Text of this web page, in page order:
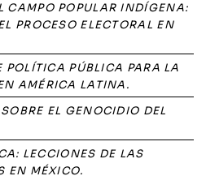
CAMPO POPULAR INDÍGENA:
PROCESO ELECTORAL EN
POLÍTICA PÚBLICA PARA LA
AMÉRICA LATINA.
EL GENOCIDIO DEL
LECCIONES DE LAS
EN MÉXICO.